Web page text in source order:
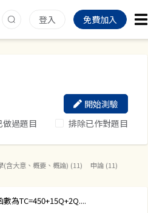
登入 免費加入
做過題目 排除已作對題目
開始測驗
(含大意、概要、概論) (11) 申論 (11)
為TC=450+15Q+2Q....